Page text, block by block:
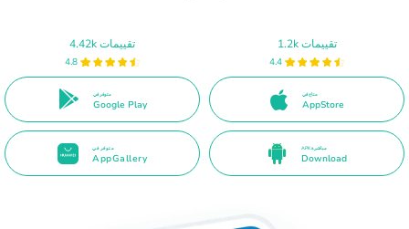
4.42k تقييمات
4.8
متوفر في
Google Play
1.2k تقييمات
4.4
متاح في
AppStore
متوفر في
AppGallery
APK مباشرة
Download